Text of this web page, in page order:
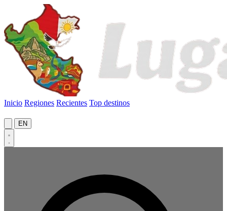
Inicio Regiones Recientes Top destinos
EN